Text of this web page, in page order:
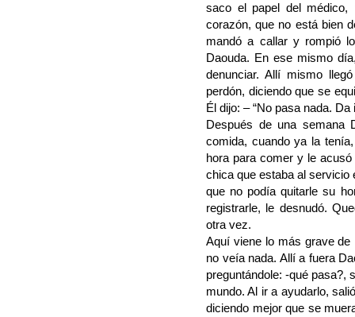
saco el papel del médico,
corazón, que no está bien
mandó a callar y rompió
Daouda. En ese mismo
denunciar. Allí mismo
perdón, diciendo que se
Él dijo: – “No pasa nada. Da
Después de una semana
comida, cuando ya la
hora para comer y le
chica que estaba al servicio
que no podía quitarle su
registrarle, le desnudó.
otra vez.
Aquí viene lo más grave de
no veía nada. Allí a fuera
preguntándole: -qué pasa?,
mundo. Al ir a ayudarlo,
diciendo mejor que se